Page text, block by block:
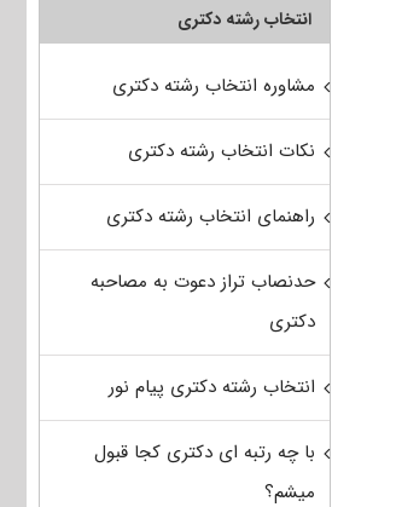
انتخاب رشته دکتری
مشاوره انتخاب رشته دکتری
نکات انتخاب رشته دکتری
راهنمای انتخاب رشته دکتری
حدنصاب تراز دعوت به مصاحبه
دکتری
انتخاب رشته دکتری پیام نور
با چه رتبه ای دکتری کجا قبول
میشم؟